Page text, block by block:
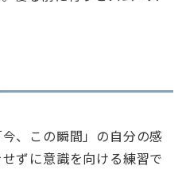
、この瞬間」の自分の感
ずに意識を向ける練習で